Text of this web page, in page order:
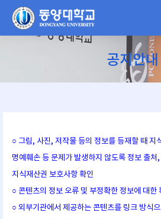
공지안내
You
○ 그림, 사진, 저작물 등의 정보를 등재할 때 지
명예훼손 등 문제가 발생하지 않도록 정보 출
지식재산권 보호사항 확인
○ 콘텐츠의 정보 오류 및 부정확한 정보에 대한
○ 외부기관에서 제공하는 콘텐츠를 링크 방식